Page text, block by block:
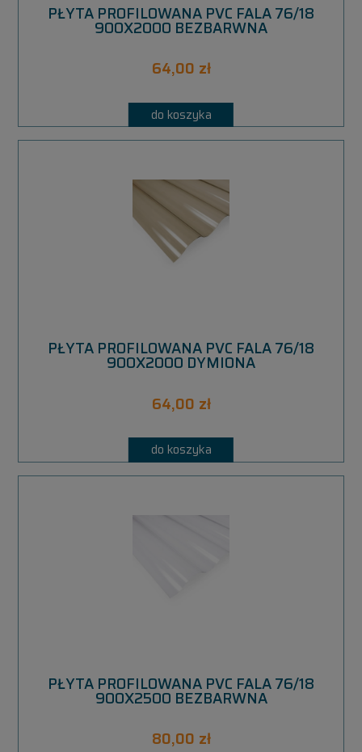
PŁYTA PROFILOWANA PVC FALA 76/18
900X2000 BEZBARWNA
64,00 zł
do koszyka
PŁYTA PROFILOWANA PVC FALA 76/18
900X2000 DYMIONA
64,00 zł
do koszyka
PŁYTA PROFILOWANA PVC FALA 76/18
900X2500 BEZBARWNA
80,00 zł